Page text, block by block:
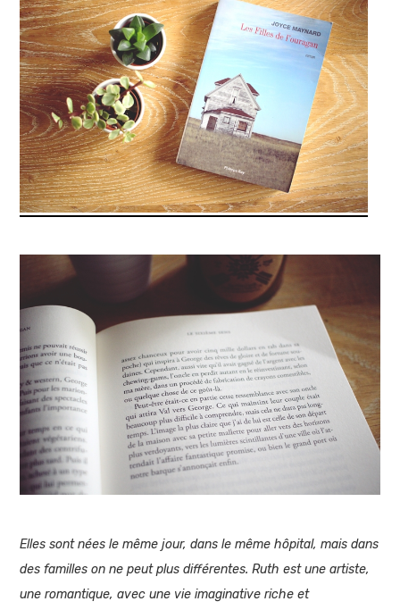
Elles sont nées le même jour, dans le même hôpital, mais dans
des familles on ne peut plus différentes. Ruth est une artiste,
une romantique, avec une vie imaginative riche et